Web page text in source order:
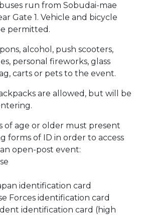
run from Sobudai-mae
Gate 1. Vehicle and bicycle
permitted.
alcohol, push scooters,
personal fireworks, glass
carts or pets to the event.
are allowed, but will be
of age or older must present
forms of ID in order to access
open-post event:
identification card
Forces identification card
identification card (high